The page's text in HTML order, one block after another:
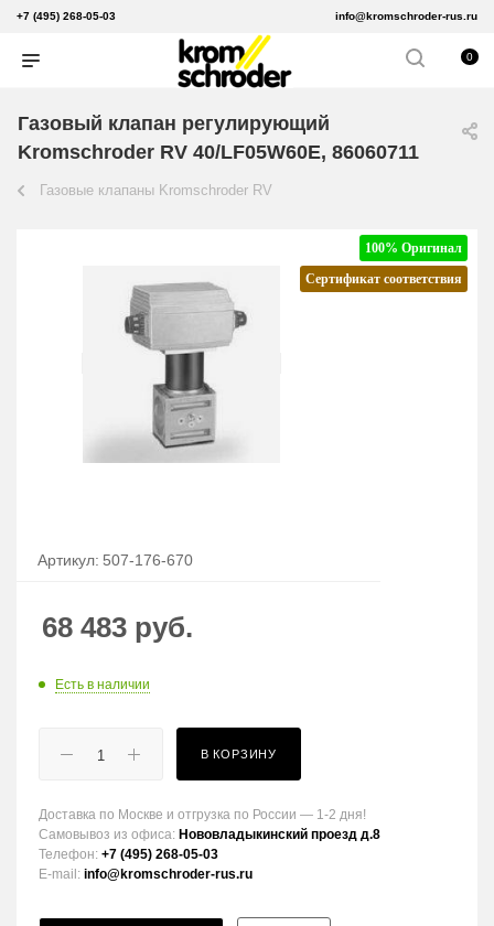
+7 (495) 268-05-03 info@kromschroder-rus.ru
0
Газовый клапан регулирующий
Kromschroder RV 40/LF05W60E, 86060711
Газовые клапаны Kromschroder RV
100% Оригинал
Сертификат соответствия
Артикул: 507-176-670
68 483 руб.
Есть в наличии
В КОРЗИНУ
Доставка по Москве и отгрузка по России — 1-2 дня!
Самовывоз из офиса: Нововладыкинский проезд д.8
Телефон: +7 (495) 268-05-03
E-mail: info@kromschroder-rus.ru